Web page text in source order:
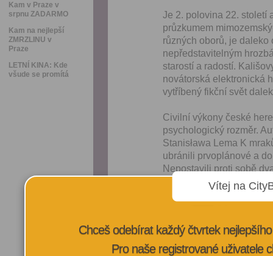
Kam v Praze v
srpnu ZADARMO
Kam na nejlepší
ZMRZLINU v
Praze
LETNÍ KINA: Kde
všude se promítá
Je 2. polovina 22. století
průzkumem
různých oborů, je
nepředstavitelným
starostí a radostí.
novátorská elektronická
vytříbený fikční svět
Civilní výkony české
psychologický rozměr.
Stanisława Lema K
ubránili prvoplánové a
Nepostavili proti sobě
naději v lepší,
sobě zanechala jen
VÍCE
Vítej na
Chceš odebírat každý čtvrtek
Pro naše registrované uživatele